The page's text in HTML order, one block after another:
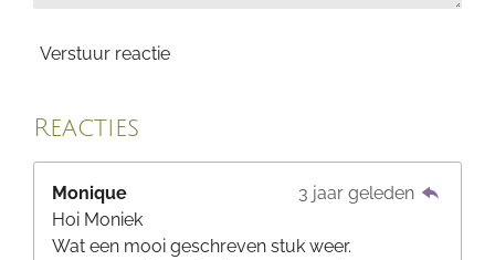
Verstuur reactie
Reacties
Monique
3 jaar geleden
Hoi Moniek
Wat een mooi geschreven stuk weer.